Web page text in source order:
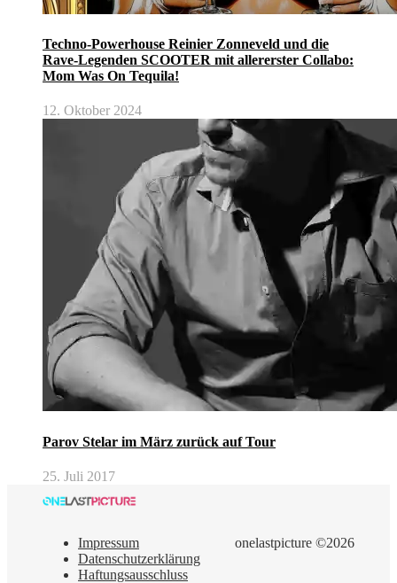
Techno-Powerhouse Reinier Zonneveld und die
Rave-Legenden SCOOTER mit allererster Collabo:
Mom Was On Tequila!
12. Oktober 2024
Parov Stelar im März zurück auf Tour
25. Juli 2017
onelastpicture ©2026
Impressum
Datenschutzerklärung
Haftungsausschluss